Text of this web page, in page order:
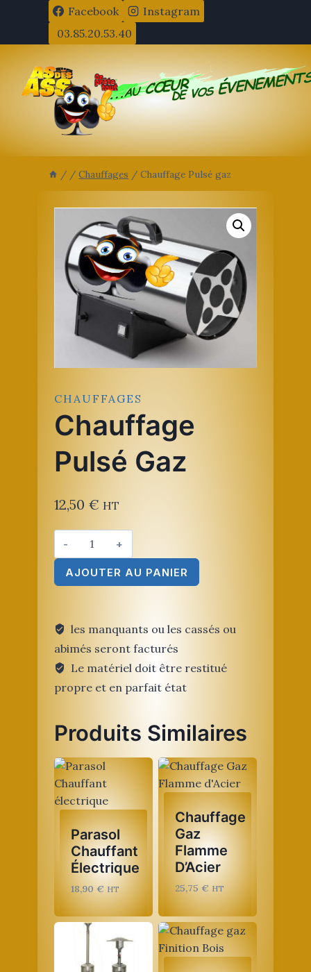
contenu
Facebook
Instagram
03.85.20.53.40
/ / Chauffages / Chauffage Pulsé gaz
CHAUFFAGES
Chauffage
Pulsé Gaz
12,50 € HT
quantité
de
Chauffage
Pulsé
AJOUTER AU PANIER
les manquants ou les cassés ou
abimés seront facturés
Le matériel doit être restitué
propre et en parfait état
Produits Similaires
Parasol
Chauffant
Électrique
18,90 € HT
Chauffage
Gaz
Flamme
D’Acier
25,75 € HT